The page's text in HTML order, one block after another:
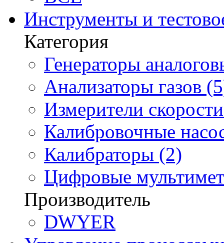
Инструменты и
Категория
Генераторы
Анализаторы газов
Измерители
Калибровочные
Калибраторы (2)
Цифровые
Производитель
DWYER